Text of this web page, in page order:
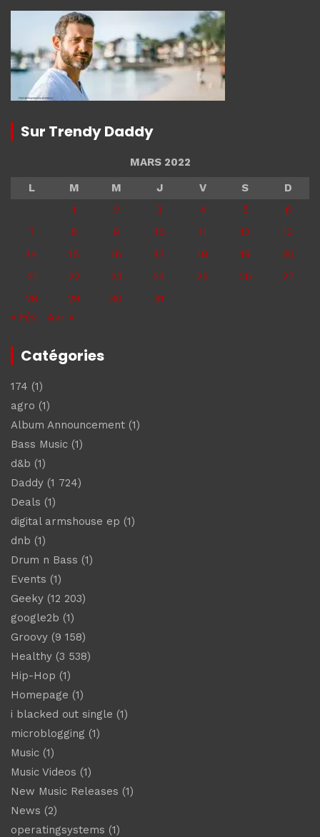
Sur Trendy Daddy
MARS 2022
L
M M J V S
D
1
2 3 4 5
6
7
8 9 10 11 12
13
14
15 16 17 18 19
20
21
22 23 24 25 26
27
28
29 30
31
« Fév
Avr »
Catégories
174 (1)
agro (1)
Album Announcement (1)
Bass Music (1)
d&b (1)
Daddy (1 724)
Deals (1)
digital armshouse ep (1)
dnb (1)
Drum n Bass (1)
Events (1)
Geeky (12 203)
google2b (1)
Groovy (9 158)
Healthy (3 538)
Hip-Hop (1)
Homepage (1)
i blacked out single (1)
microblogging (1)
Music (1)
Music Videos (1)
New Music Releases (1)
News (2)
operatingsystems (1)